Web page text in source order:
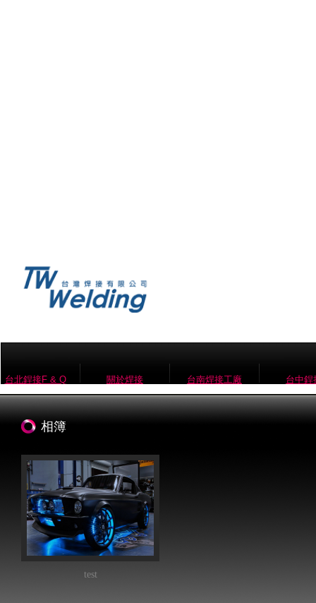
台北銲接F & Q 關於焊接 台南焊接工廠 台中銲
相簿
test